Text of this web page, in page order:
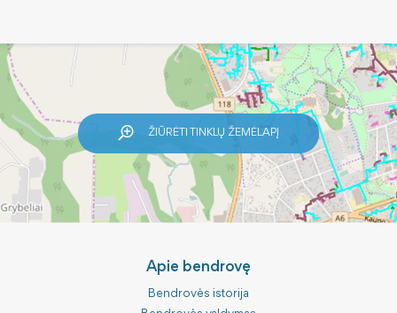
ŽIŪRĖTI TINKLŲ ŽEMĖLAPĮ
Apie bendrovę
Bendrovės istorija